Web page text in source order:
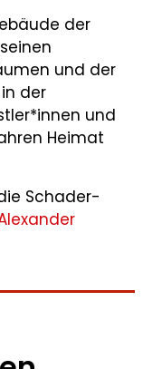
der
und der
der
und
Heimat
Schader-